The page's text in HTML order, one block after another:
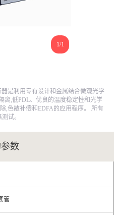
1/1
是利用专有设计和金属结合微观光学
离,低PDL、优良的温度稳定性和光学
,色散补偿和EDFA的应用程序。 所有
试。
数
管